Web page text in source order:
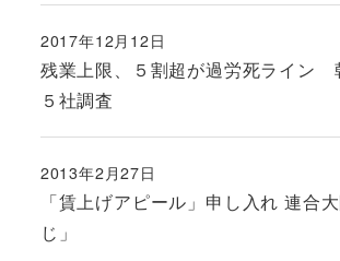
残業上限、５割超が過労死ライン
５社調査
投稿日
2017年12月12日
「賃上げアピール」申し入れ 連合
じ」
投稿日
2013年2月27日